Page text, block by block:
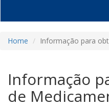
Home Informação para
Informação
de